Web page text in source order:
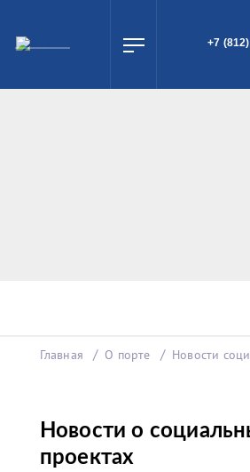
ПОИСК
+7
Главная О порте Новости
Новости о
проектах